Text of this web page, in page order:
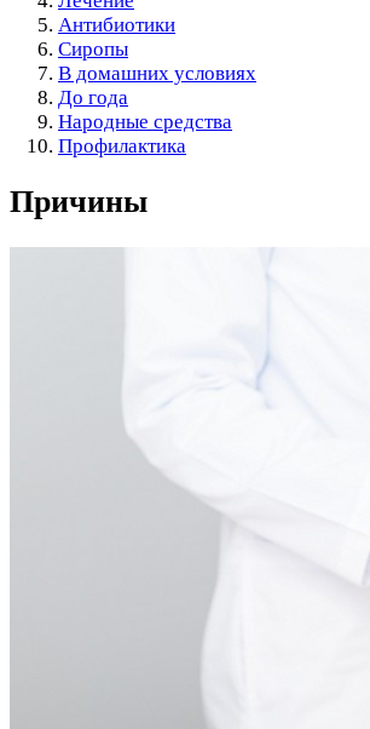
Антибиотики
Сиропы
В домашних условиях
До года
Народные средства
Профилактика
Причины